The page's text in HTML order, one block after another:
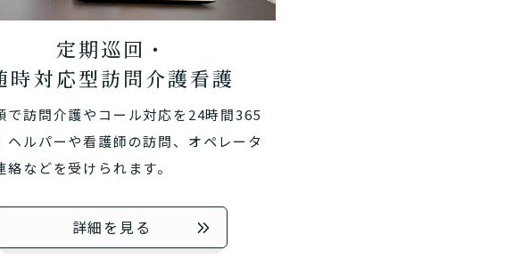
定期巡回・
時対応型訪問介護看護
で訪問介護やコール対応を24時間365
ヘルパーや看護師の訪問、オペレータ
絡などを受けられます。
詳細を見る